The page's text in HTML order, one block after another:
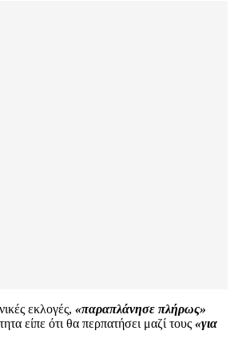
εκλογές, «παραπλάνησε πλήρως»
είπε ότι θα περπατήσει μαζί τους «για